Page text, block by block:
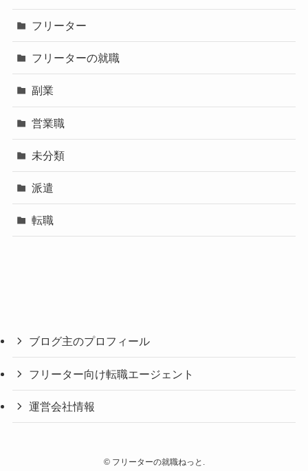
フリーター
フリーターの就職
副業
営業職
未分類
派遣
転職
ブログ主のプロフィール
フリーター向け転職エージェント
運営会社情報
©フリーターの就職ねっと.